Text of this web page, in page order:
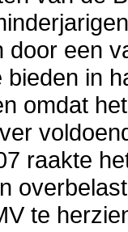
door een
bieden in
omdat
raakte
te